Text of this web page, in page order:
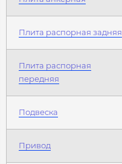
Плита распорная задняя
Плита распорная
передняя
Подвеска
Привод